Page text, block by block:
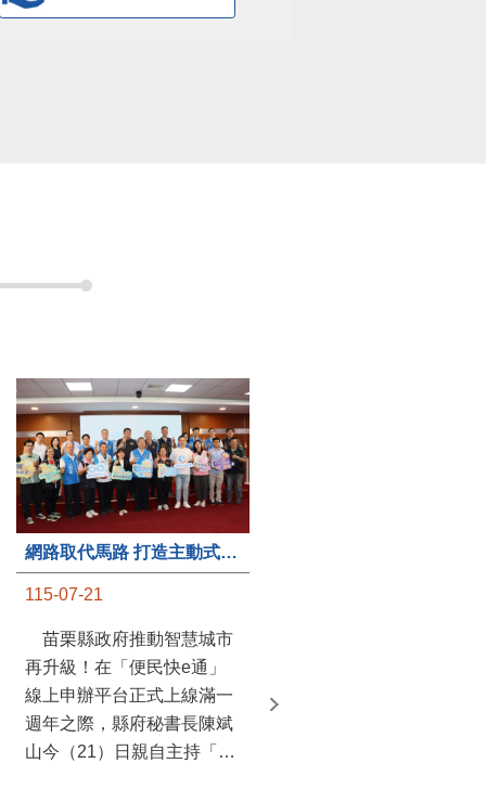
網路取代馬路 打造主動式數位便民服務 苗栗便民快e通 2.0智慧升級啟用
115-07-21
苗栗縣政府推動智慧城市
再升級！在「便民快e通」
線上申辦平台正式上線滿一
週年之際，縣府秘書長陳斌
山今（21）日親自主持「便
運作，這是鄉內第6個、全